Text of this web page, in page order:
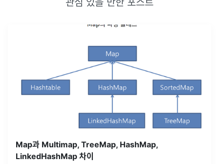
Map과 Multimap, TreeMap, HashMap,
LinkedHashMap 차이